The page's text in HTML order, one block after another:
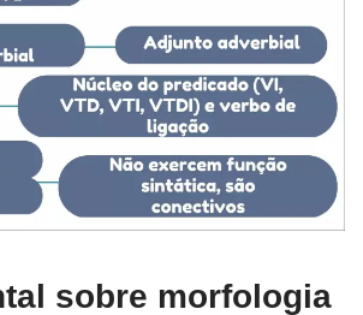
sobre morfologia